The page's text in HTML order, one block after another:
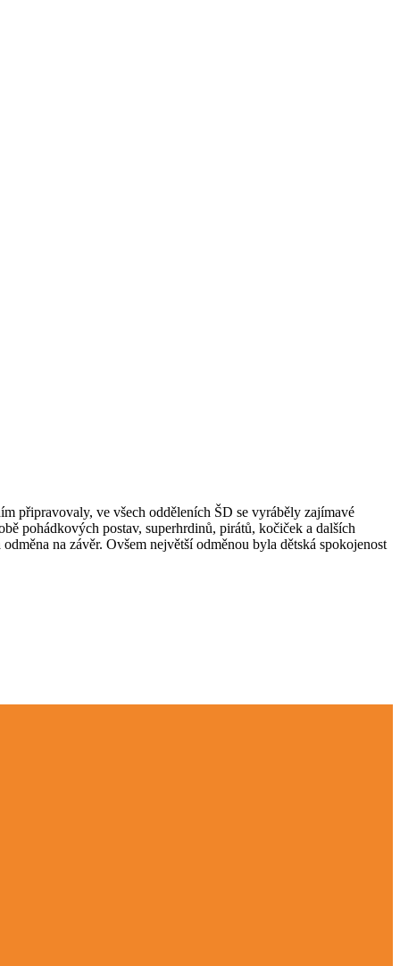
připravovaly, ve všech odděleních ŠD se vyráběly zajímavé
pohádkových postav, superhrdinů, pirátů, kočiček a dalších
na závěr. Ovšem největší odměnou byla dětská spokojenost